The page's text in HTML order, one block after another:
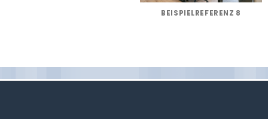
BEISPIELREFERENZ 8